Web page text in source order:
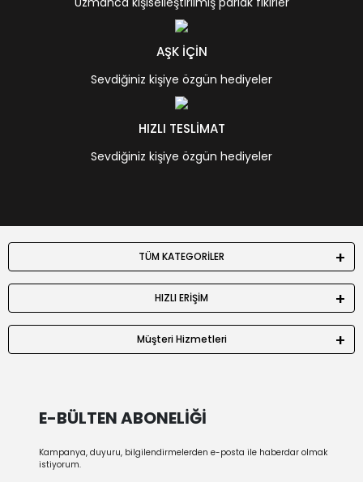
AŞK İÇİN
Sevdiğiniz kişiye özgün hediyeler
HIZLI TESLİMAT
Sevdiğiniz kişiye özgün hediyeler
TÜM KATEGORİLER
HIZLI ERİŞİM
Müşteri Hizmetleri
E-BÜLTEN ABONELİĞİ
Kampanya, duyuru, bilgilendirmelerden e-posta ile haberdar olmak
istiyorum.